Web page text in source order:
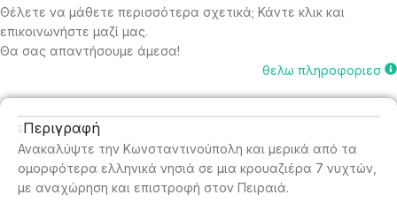
Θέλετε να μάθετε περισσότερα σχετικά; Κάντε κλικ και
επικοινωνήστε μαζί μας.
Θα σας απαντήσουμε άμεσα!
θελω πληροφοριεσ
Περιγραφή
Ανακαλύψτε την Κωνσταντινούπολη και μερικά από τα
ομορφότερα ελληνικά νησιά σε μια κρουαζιέρα 7 νυχτών,
με αναχώρηση και επιστροφή στον Πειραιά.